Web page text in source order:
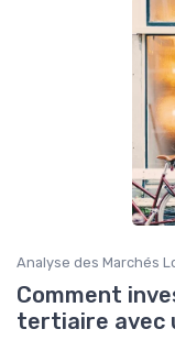
Analyse des Marchés
Comment
tertiaire avec